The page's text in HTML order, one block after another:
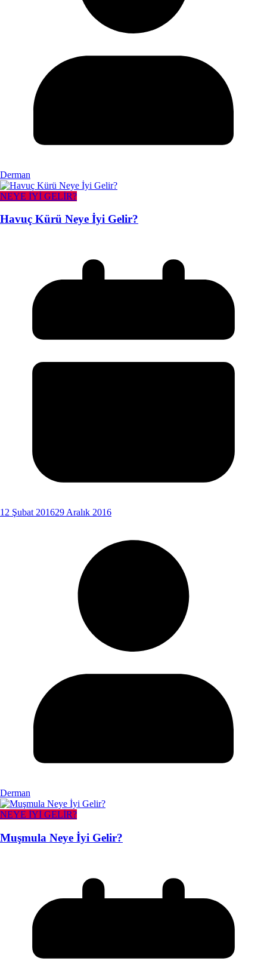
Derman
NEYE İYİ GELİR?
Havuç Kürü Neye İyi Gelir?
12 Şubat 201629 Aralık 2016
Derman
NEYE İYİ GELİR?
Muşmula Neye İyi Gelir?